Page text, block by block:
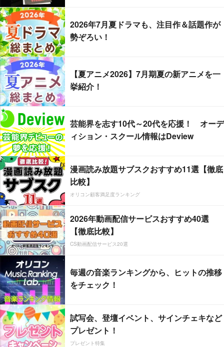
2026年7月夏ドラマも、注目作＆話題作が
勢ぞろい！
【夏アニメ2026】7月期夏の新アニメを一
挙紹介！
芸能界を志す10代～20代を応援！ オーデ
ィション・スクール情報はDeview
漫画読み放題サブスクおすすめ11選【徹底
比較】
オリコン顧客満足度ランキング
2026年動画配信サービスおすすめ40選
【徹底比較】
CS動画配信サービス20選
毎週の音楽ランキングから、ヒットの推移
をチェック！
試写会、登壇イベント、サインチェキなど
プレゼント！
プレゼント特集